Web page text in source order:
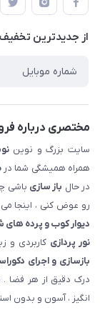
لیست محصولات
درباره ما
حریم خصوصی
راهنما
پرسش های متداول
از جدید‌ترین
مختصری درباره
سایت بزرگ و نوین
همراه همیشگی شما در
در حال باز سازی باشی
رو عوض کنی ، اینجا
دیوار کوب و پرده
نور پردازی کاربردی و
بازسازی و اجرای
درک دقیق از هر فضا .
انگیز ، آسون و بدون